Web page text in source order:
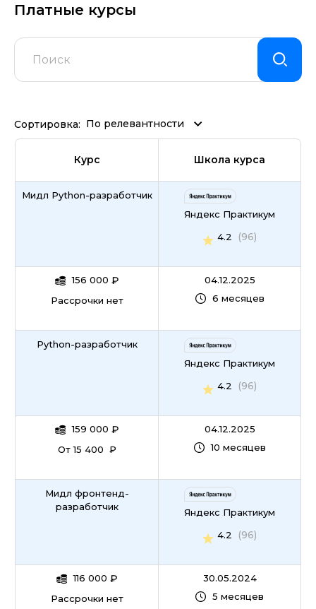
Платные курсы
Сортировка: По релевантности
Курс Школа курса
Мидл Python-разработчик
156 000 ₽
Рассрочки нет
Яндекс Практикум
4.2
(96)
04.12.2025
6 месяцев
Python-разработчик
159 000 ₽
От 15 400 ₽
Яндекс Практикум
4.2
(96)
04.12.2025
10 месяцев
Мидл фронтенд-
разработчик
116 000 ₽
Рассрочки нет
Яндекс Практикум
4.2
(96)
30.05.2024
5 месяцев